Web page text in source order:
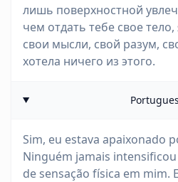
лишь поверхностной
чем отдать тебе свое
свои мысли, свой разум,
хотела ничего из этого.
Sim, eu estava apaixonado
Ninguém jamais
de sensação física em mim.